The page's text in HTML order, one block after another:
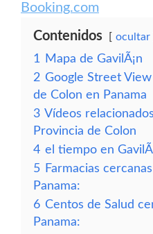
Booking.com
Contenidos ocultar
1
Mapa de GavilÃ¡n
2 Google Street
de Colon en Panama
3 Vídeos
Provincia de Colon
4 el tiempo en
5 Farmacias
Panama:
6 Centos de Salud
Panama: